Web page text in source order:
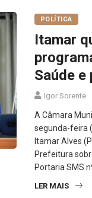
POLÍTICA
Itamar
Saúde e
Igor Sorente
A Câmara
segunda-feira
Itamar Alves
Prefeitura
Portaria SMS
LER MAIS